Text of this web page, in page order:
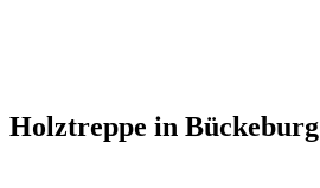
Holztreppe in Bückeburg